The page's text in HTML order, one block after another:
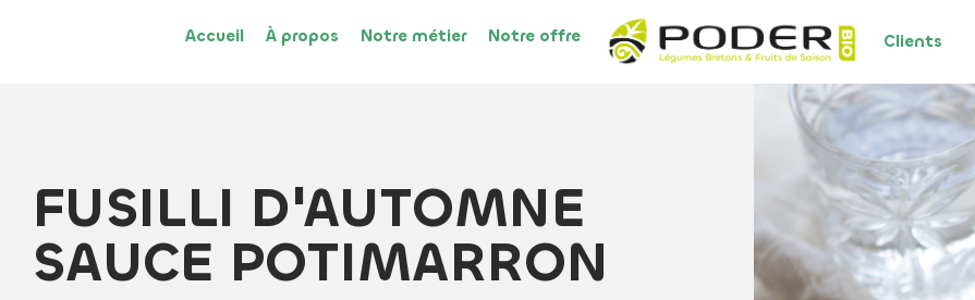
Accueil À propos Notre métier Notre offre Clients
FUSILLI D'AUTOMNE
SAUCE POTIMARRON